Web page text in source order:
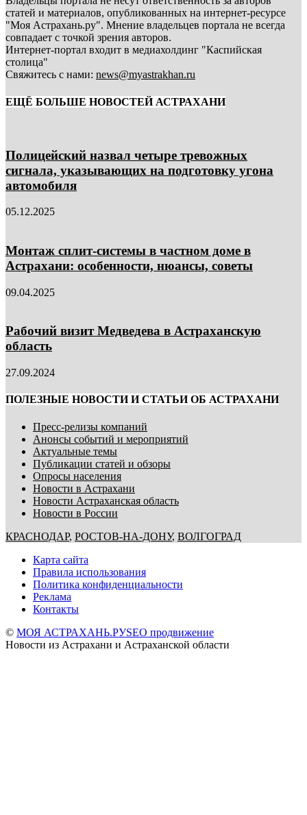
статей и материалов, опубликованных на интернет-ресурсе
"Моя Астрахань.ру". Мнение владельцев портала не всегда
совпадает с точкой зрения авторов.
Интернет-портал входит в медиахолдинг "Каспийская
столица"
Свяжитесь с нами: news@myastrakhan.ru
ЕЩЁ БОЛЬШЕ НОВОСТЕЙ АСТРАХАНИ
Полицейский назвал четыре тревожных
сигнала, указывающих на подготовку угона
автомобиля
05.12.2025
Монтаж сплит-системы в частном доме в
Астрахани: особенности, нюансы, советы
09.04.2025
Рабочий визит Медведева в Астраханскую
область
27.09.2024
ПОЛЕЗНЫЕ НОВОСТИ И СТАТЬИ ОБ АСТРАХАНИ
Пресс-релизы компаний
Анонсы событий и мероприятий
Актуальные темы
Публикации статей и обзоры
Опросы населения
Новости в Астрахани
Новости Астраханская область
Новости в России
КРАСНОДАР, РОСТОВ-НА-ДОНУ, ВОЛГОГРАД
Карта сайта
Правила использования
Политика конфиденциальности
Реклама
Контакты
© МОЯ АСТРАХАНЬ.РУSEO продвижение
Новости из Астрахани и Астраханской области